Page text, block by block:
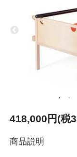
418,000円(税
商品説明